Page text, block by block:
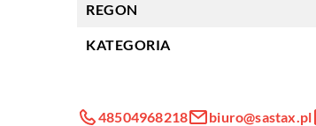
REGON
KATEGORIA
48504968218 biuro@sastax.pl